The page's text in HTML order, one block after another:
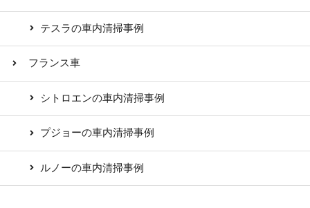
テスラの車内清掃事例
フランス車
シトロエンの車内清掃事例
プジョーの車内清掃事例
ルノーの車内清掃事例